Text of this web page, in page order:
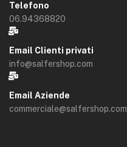
Telefono
06.94368820
Email Clienti privati
info@salfershop.com
Email Aziende
commerciale@salfershop.com